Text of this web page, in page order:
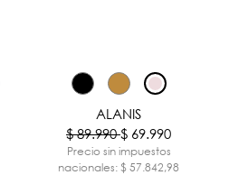
-22%
ALANIS
$ 89.990$ 69.990
Precio sin impuestos
nacionales: $ 57.842,98